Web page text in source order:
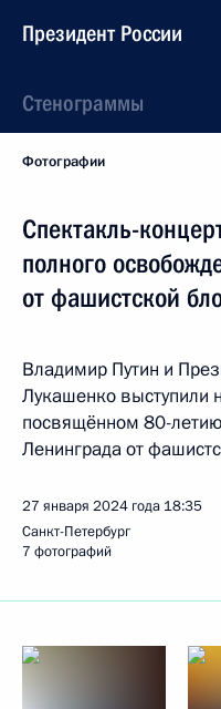
Президент России
Стенограммы
Фотографии
Спектакль-
полного
от фашистской
Владимир Путин и
Лукашенко выступили
посвящённом 80-
Ленинграда от
27 января 2024 года 18:35
Санкт-Петербург
7 фотографий